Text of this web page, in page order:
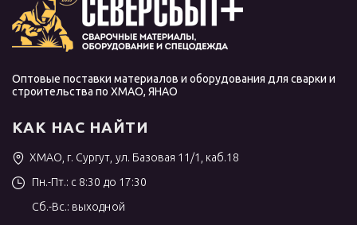
Оптовые поставки материалов и оборудования для сварки и
строительства по ХМАО, ЯНАО
КАК НАС НАЙТИ
ХМАО, г. Сургут, ул. Базовая 11/1, каб.18
Пн.-Пт.: с 8:30 до 17:30
Сб.-Вс.: выходной